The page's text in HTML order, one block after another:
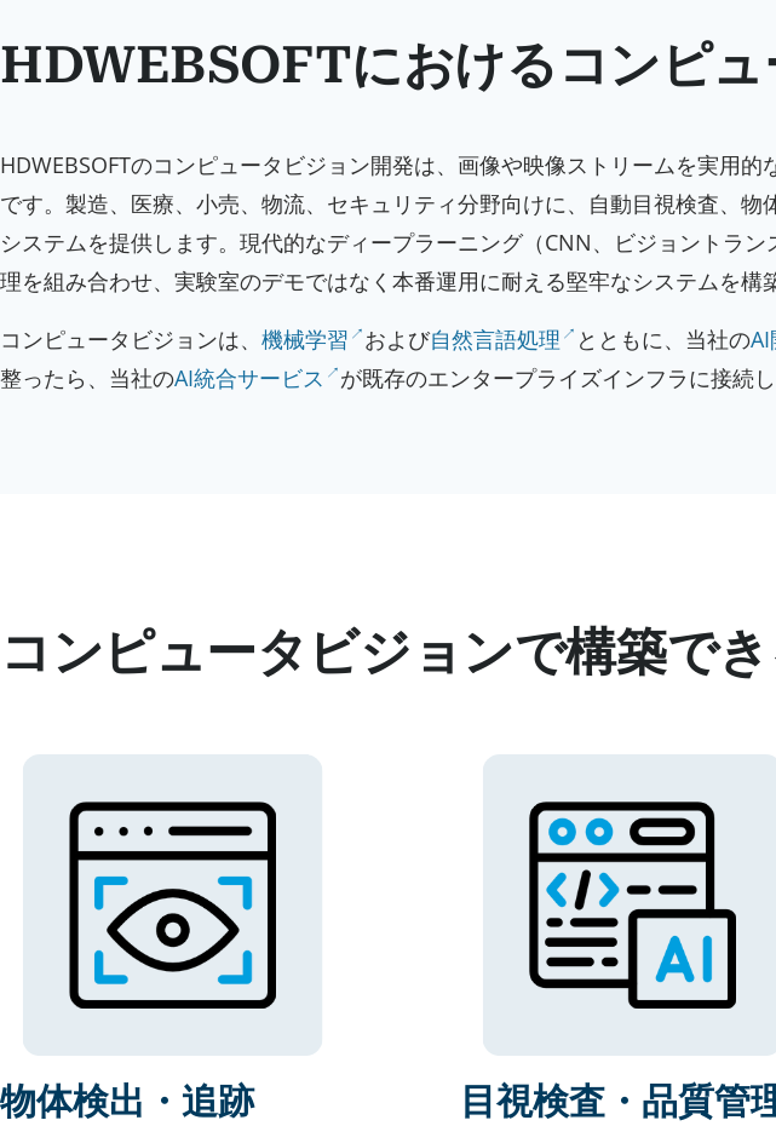
HDWEBSOFTにおけるコンピュ
HDWEBSOFTのコンピュータビジョン開発は、画像や映像ストリームを実用
です。製造、医療、小売、物流、セキュリティ分野向けに、自動目視検査、
システムを提供します。現代的なディープラーニング（CNN、ビジョントラ
理を組み合わせ、実験室のデモではなく本番運用に耐える堅牢なシステムを構
コンピュータビジョンは、 機械学習 および自然言語処理 とともに、当社の
整ったら、当社のAI統合サービス が既存のエンタープライズインフラに接続し
コンピュータビジョンで構築で
物体検出・追跡 目視検査・品質管